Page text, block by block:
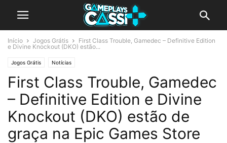
Início Jogos Grátis
First Class Trouble, Gamedec – Definitive Edition
e Divine Knockout (DKO) estão...
Jogos Grátis Notícias
First Class Trouble, Gamedec
– Definitive Edition e Divine
Knockout (DKO) estão de
graça na Epic Games Store